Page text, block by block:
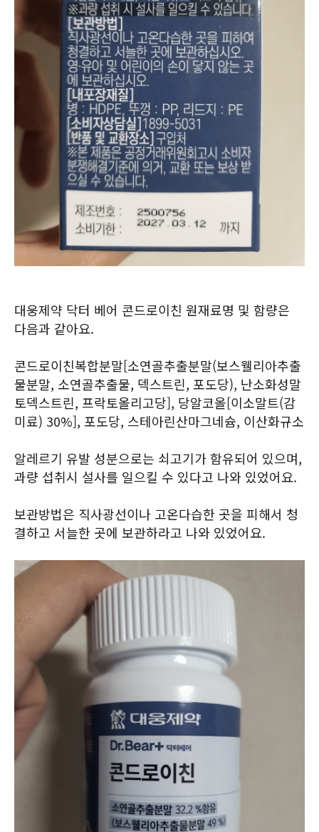
대웅제약 닥터 베어 콘드로이친 원재료명 및 함량은
다음과 같아요.
콘드로이친복합분말[소연골추출분말(보스웰리아추출
물분말, 소연골추출물, 덱스트린, 포도당), 난소화성말
토덱스트린, 프락토올리고당], 당알코올[이소말트(감
미료) 30%], 포도당, 스테아린산마그네슘, 이산화규소
알레르기 유발 성분으로는 쇠고기가 함유되어 있으며,
과량 섭취시 설사를 일으킬 수 있다고 나와 있었어요.
보관방법은 직사광선이나 고온다습한 곳을 피해서 청
결하고 서늘한 곳에 보관하라고 나와 있었어요.